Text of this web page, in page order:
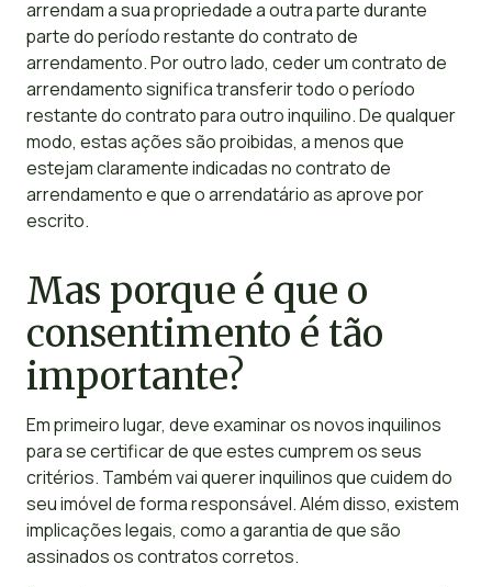
arrendam a sua propriedade a outra parte durante
parte do período restante do contrato de
arrendamento. Por outro lado, ceder um contrato de
arrendamento significa transferir todo o período
restante do contrato para outro inquilino. De qualquer
modo, estas ações são proibidas, a menos que
estejam claramente indicadas no contrato de
arrendamento e que o arrendatário as aprove por
escrito.
Mas porque é que o
consentimento é tão
importante?
Em primeiro lugar, deve examinar os novos inquilinos
para se certificar de que estes cumprem os seus
critérios. Também vai querer inquilinos que cuidem do
seu imóvel de forma responsável. Além disso, existem
implicações legais, como a garantia de que são
assinados os contratos corretos.